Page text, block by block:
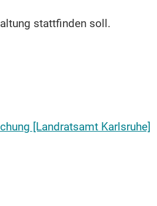
stattfinden soll.
[Landratsamt Karlsruhe]